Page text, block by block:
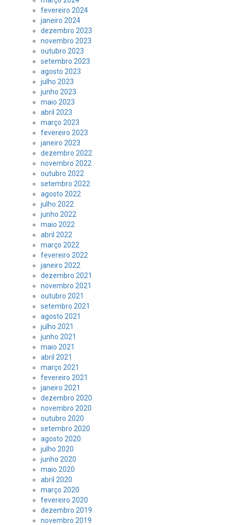
fevereiro 2024
janeiro 2024
dezembro 2023
novembro 2023
outubro 2023
setembro 2023
agosto 2023
julho 2023
junho 2023
maio 2023
abril 2023
março 2023
fevereiro 2023
janeiro 2023
dezembro 2022
novembro 2022
outubro 2022
setembro 2022
agosto 2022
julho 2022
junho 2022
maio 2022
abril 2022
março 2022
fevereiro 2022
janeiro 2022
dezembro 2021
novembro 2021
outubro 2021
setembro 2021
agosto 2021
julho 2021
junho 2021
maio 2021
abril 2021
março 2021
fevereiro 2021
janeiro 2021
dezembro 2020
novembro 2020
outubro 2020
setembro 2020
agosto 2020
julho 2020
junho 2020
maio 2020
abril 2020
março 2020
fevereiro 2020
dezembro 2019
novembro 2019